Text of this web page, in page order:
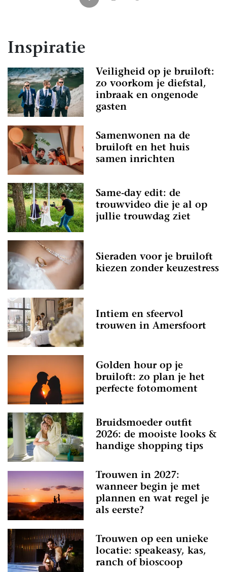
Inspiratie
Veiligheid op je bruiloft:
zo voorkom je diefstal,
inbraak en ongenode
gasten
Samenwonen na de
bruiloft en het huis
samen inrichten
Same-day edit: de
trouwvideo die je al op
jullie trouwdag ziet
Sieraden voor je bruiloft
kiezen zonder keuzestress
Intiem en sfeervol
trouwen in Amersfoort
Golden hour op je
bruiloft: zo plan je het
perfecte fotomoment
Bruidsmoeder outfit
2026: de mooiste looks &
handige shopping tips
Trouwen in 2027:
wanneer begin je met
plannen en wat regel je
als eerste?
Trouwen op een unieke
locatie: speakeasy, kas,
ranch of bioscoop